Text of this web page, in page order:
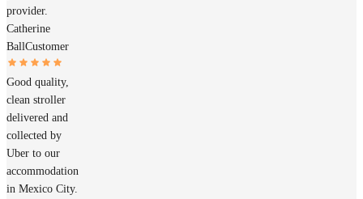
provider.
Catherine
BallCustomer
Good quality,
clean stroller
delivered and
collected by
Uber to our
accommodation
in Mexico City.